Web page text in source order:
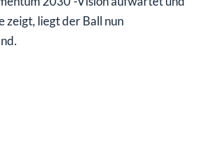
zeigt, liegt der Ball nun